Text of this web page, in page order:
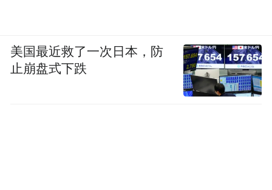
美国最近救了一次日本，防
止崩盘式下跌